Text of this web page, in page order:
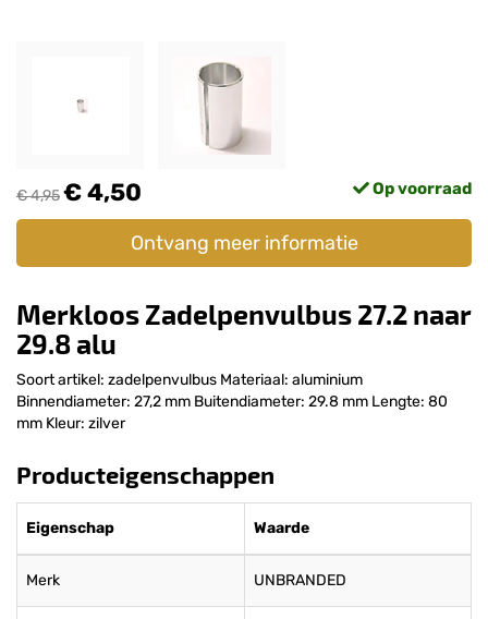
€ 4,95€ 4,50 Op voorraad
Ontvang meer informatie
Merkloos Zadelpenvulbus 27.2 naar
29.8 alu
Soort artikel: zadelpenvulbus Materiaal: aluminium
Binnendiameter: 27,2 mm Buitendiameter: 29.8 mm Lengte: 80
mm Kleur: zilver
Producteigenschappen
Eigenschap Waarde
Merk UNBRANDED